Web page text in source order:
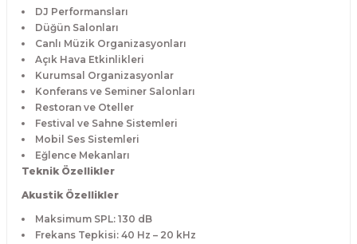
DJ Performansları
Düğün Salonları
Canlı Müzik Organizasyonları
Açık Hava Etkinlikleri
Kurumsal Organizasyonlar
Konferans ve Seminer Salonları
Restoran ve Oteller
Festival ve Sahne Sistemleri
Mobil Ses Sistemleri
Eğlence Mekanları
Teknik Özellikler
Akustik Özellikler
Maksimum SPL: 130 dB
Frekans Tepkisi: 40 Hz – 20 kHz